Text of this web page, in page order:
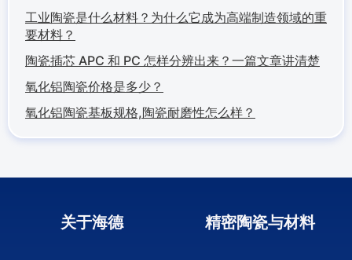
工业陶瓷是什么材料？为什么它成为高端制造领域的重
要材料？
陶瓷插芯 APC 和 PC 怎样分辨出来？一篇文章讲清楚
氧化铝陶瓷价格是多少？
氧化铝陶瓷基板规格,陶瓷耐磨性怎么样？
关于海德 精密陶瓷与材料